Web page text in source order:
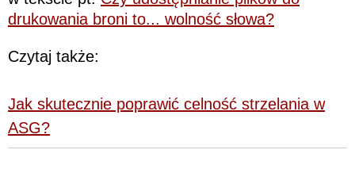
drukowania broni to... wolność słowa?
Czytaj także:
Jak skutecznie poprawić celność strzelania w
ASG?